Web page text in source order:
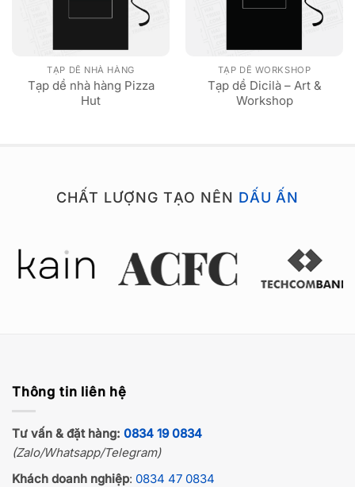
TẠP DỀ NHÀ HÀNG
Tạp dề nhà hàng Pizza
Hut
TẠP DỀ WORKSHOP
Tạp dề Dicilà – Art &
Workshop
CHẤT LƯỢNG TẠO NÊN DẤU ẤN
Thông tin liên hệ
Tư vấn & đặt hàng: 0834 19 0834
(Zalo/Whatsapp/Telegram)
Khách doanh nghiệp: 0834 47 0834